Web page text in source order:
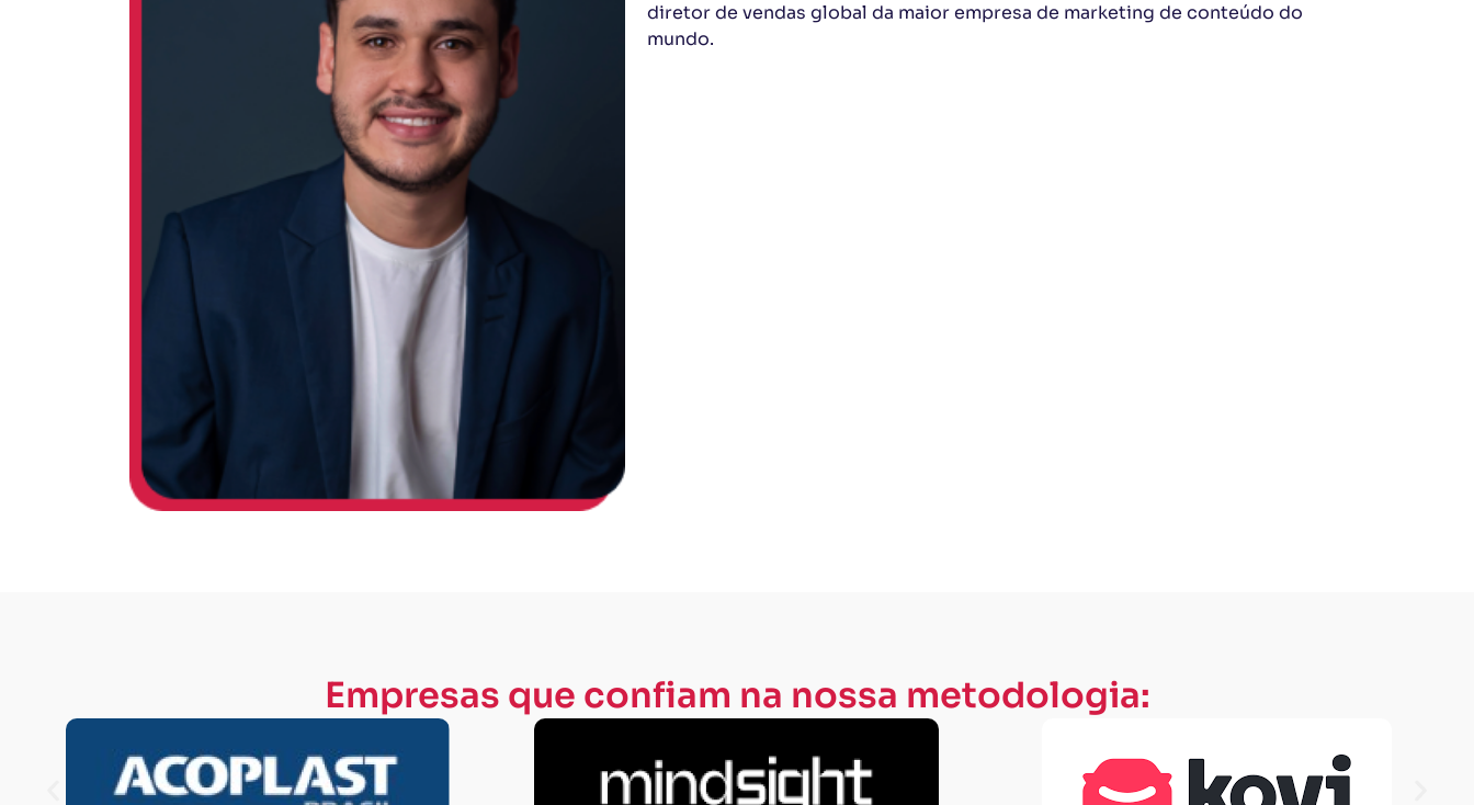
diretor de vendas global da maior empresa de marketing de conteúdo do
mundo.
Empresas que confiam na nossa metodologia: